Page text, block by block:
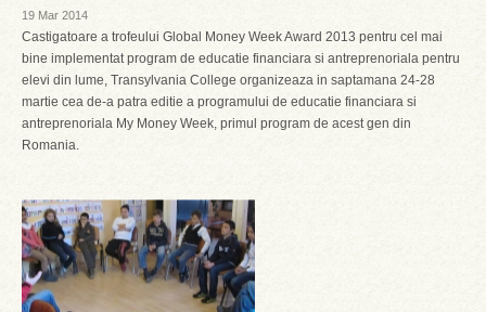
19 Mar 2014
Castigatoare a trofeului Global Money Week Award 2013 pentru cel mai
bine implementat program de educatie financiara si antreprenoriala pentru
elevi din lume, Transylvania College organizeaza in saptamana 24-28
martie cea de-a patra editie a programului de educatie financiara si
antreprenoriala My Money Week, primul program de acest gen din
Romania.